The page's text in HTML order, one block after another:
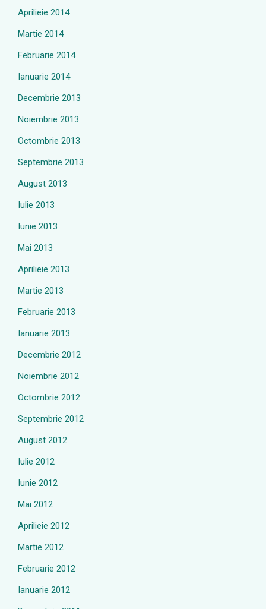
Aprilieie 2014
Martie 2014
Februarie 2014
Ianuarie 2014
Decembrie 2013
Noiembrie 2013
Octombrie 2013
Septembrie 2013
August 2013
Iulie 2013
Iunie 2013
Mai 2013
Aprilieie 2013
Martie 2013
Februarie 2013
Ianuarie 2013
Decembrie 2012
Noiembrie 2012
Octombrie 2012
Septembrie 2012
August 2012
Iulie 2012
Iunie 2012
Mai 2012
Aprilieie 2012
Martie 2012
Februarie 2012
Ianuarie 2012